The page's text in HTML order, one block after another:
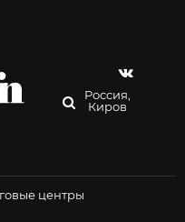
Россия,
Киров
центры